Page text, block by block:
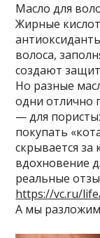
Масло для
Жирные
волоса,
создают
Но разные
одни отлично
— для
покупать
скрывается
вдохновение
реальные
https://vc.ru/
А мы